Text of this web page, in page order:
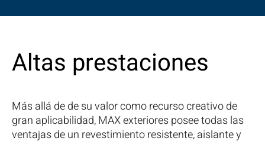
Altas prestaciones
Más allá de de su valor como recurso creativo de
gran aplicabilidad, MAX exteriores posee todas las
ventajas de un revestimiento resistente, aislante y